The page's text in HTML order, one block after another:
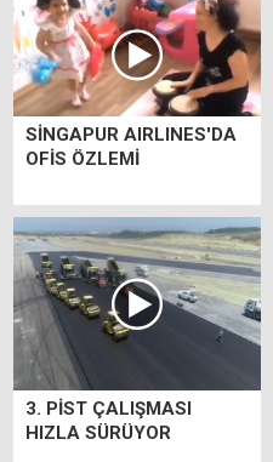
SİNGAPUR AIRLINES'DA
OFİS ÖZLEMİ
3. PİST ÇALIŞMASI
HIZLA SÜRÜYOR